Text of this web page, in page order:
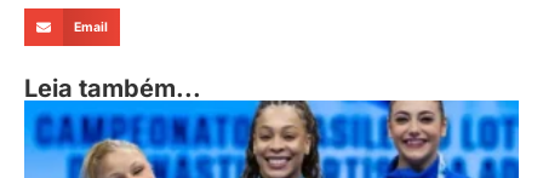
Email
Leia também...